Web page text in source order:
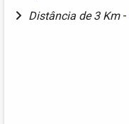
Distância de 3 Km -